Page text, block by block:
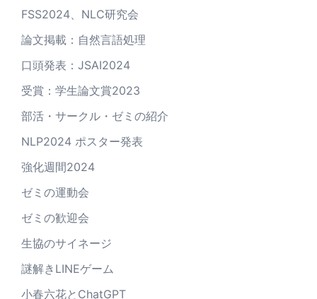
FSS2024、NLC研究会
論文掲載：自然言語処理
口頭発表：JSAI2024
受賞：学生論文賞2023
部活・サークル・ゼミの紹介
NLP2024 ポスター発表
強化週間2024
ゼミの運動会
ゼミの歓迎会
生協のサイネージ
謎解きLINEゲーム
小春六花とChatGPT